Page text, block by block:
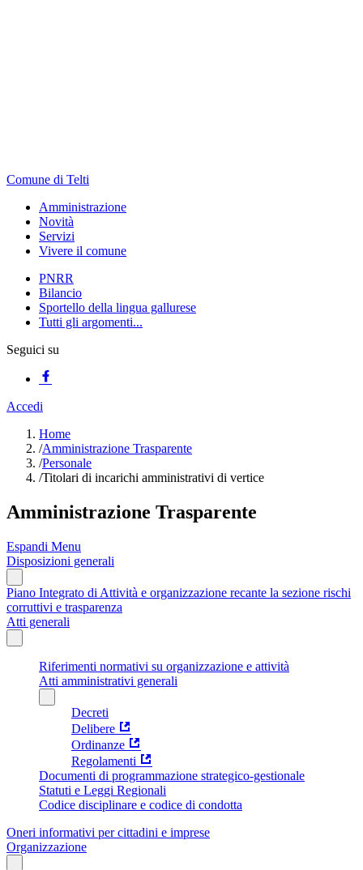
Comune di Telti
Amministrazione
Novità
Servizi
Vivere il comune
PNRR
Bilancio
Sportello della lingua gallurese
Tutti gli argomenti...
Seguici su
Accedi
Home
/Amministrazione Trasparente
/Personale
/Titolari di incarichi amministrativi di vertice
Amministrazione Trasparente
Espandi Menu
Disposizioni generali
Piano Integrato di Attività e organizzazione recante la sezione rischi
corruttivi e trasparenza
Atti generali
Riferimenti normativi su organizzazione e attività
Atti amministrativi generali
Decreti
Delibere
Ordinanze
Regolamenti
Documenti di programmazione strategico-gestionale
Statuti e Leggi Regionali
Codice disciplinare e codice di condotta
Oneri informativi per cittadini e imprese
Organizzazione